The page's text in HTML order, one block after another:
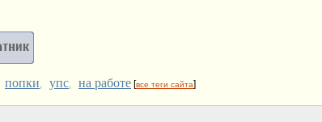
попки, упс, на работе [все теги сайта]